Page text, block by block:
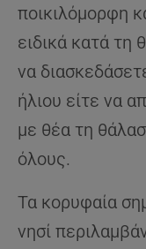
ποικιλόμορφη
ειδικά κατά τη
να
ήλιου είτε να
με θέα τη
όλους.
Τα κορυφαία
νησί